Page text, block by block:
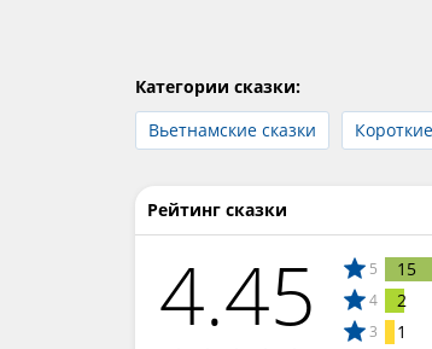
Категории сказки:
Вьетнамские сказки
Рейтинг сказки
4.45 5 15
4 2
3 1